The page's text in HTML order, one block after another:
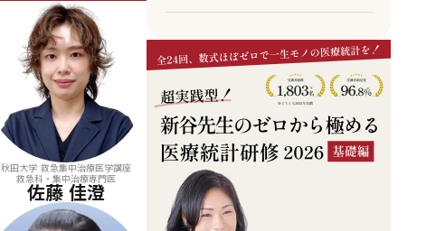
秋田大学 救急集中治療医学講座
救急科・集中治療専門医
佐藤 佳澄
アカデミア
企業職員